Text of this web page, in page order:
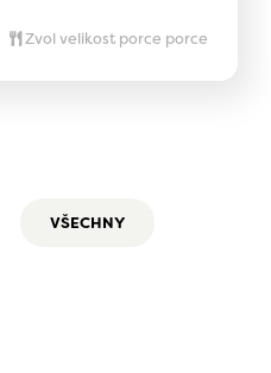
Zvol velikost porce porce
VŠECHNY